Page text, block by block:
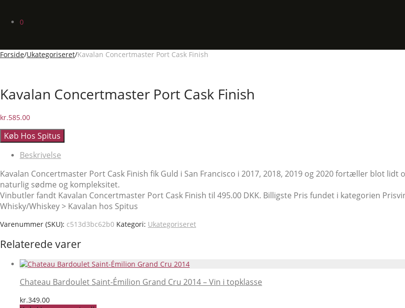
0
Forside/Ukategoriseret/Kavalan Concertmaster Port Cask Finish
Kavalan Concertmaster Port Cask Finish
kr.585.00
Køb Hos Spitus
Beskrivelse
Kavalan Concertmaster Port Cask Finish fik Guld i San Francisco i 2017, 2018, 2019 og 2020 fortæller blot
naturlig sødme og kompleksitet.
Vinbutler fandt Kavalan Concertmaster Port Cask Finish til 495.00 DKK. Billigste Pris fundet i kategorien
Whisky/Whiskey > Kavalan hos Spitus
Varenummer (SKU): c513d3bc62b0 Kategori: Ukategoriseret
Relaterede varer
Chateau Bardoulet Saint-Émilion Grand Cru 2014 – Vin i topklasse
kr.349.00